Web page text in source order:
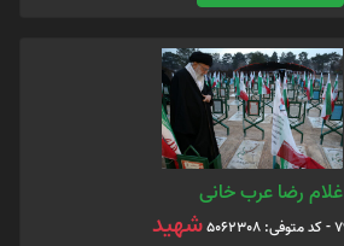
غلام رضا عرب خانی
شهید